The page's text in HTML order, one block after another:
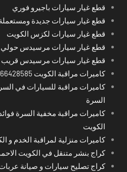
قطع غيار سيارات باجيرو فوري
قطع غيار سيارات جديدة
قطع غيار سيارات لكزس الكويت
قطع غيار سيارات مرسيدس حولي
قطع غيار سيارات مرسيدس
كاميرات مراقبة الكويت 66428585
كاميرات مراقبة للسيارات في
السرة
كاميرات مراقبة مخفية السرة
الكويت
كاميرات منزلية لمراقبة الخدم و
كراج بنشر متنقل في الكويت
كراج تصليح سيارات و صيانة